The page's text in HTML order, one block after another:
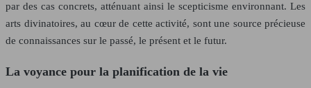
par des cas concrets, atténuant ainsi le scepticisme environnant. Les
arts divinatoires, au cœur de cette activité, sont une source précieuse
de connaissances sur le passé, le présent et le futur.
La voyance pour la planification de la vie